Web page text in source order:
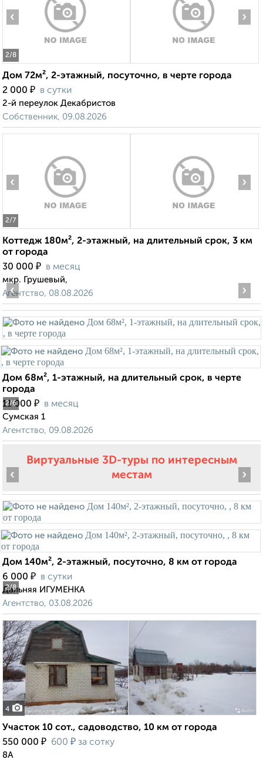
2/8
‹ ›
Дом 72м², 2-этажный, посуточно, в черте города
2 000 ₽ в сутки
2-й переулок Декабристов
Собственник, 09.08.2026
2/7
‹ ›
Коттедж 180м², 2-этажный, на длительный срок, 3 км
от города
30 000 ₽ в месяц
мкр. Грушевый,
Агентство, 08.08.2026
2/6
‹ ›
Дом 68м², 1-этажный, на длительный срок, в черте
города
11 000 ₽ в месяц
Сумская 1
Агентство, 09.08.2026
Виртуальные 3D-туры по интересным
местам
2/8
‹ ›
Дом 140м², 2-этажный, посуточно, 8 км от города
6 000 ₽ в сутки
Дальняя ИГУМЕНКА
Агентство, 03.08.2026
4
Участок 10 сот., садоводство, 10 км от города
550 000 ₽ 600 ₽ за сотку
8А